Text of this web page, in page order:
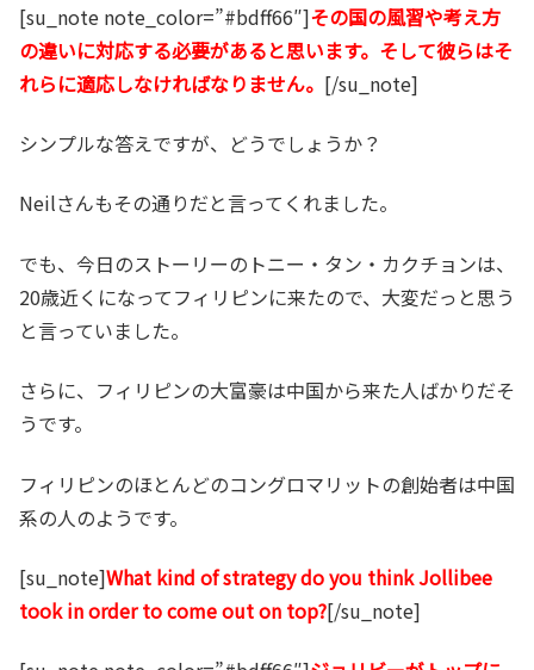
[su_note note_color=”#bdff66″]その国の風習や考え方
の違いに対応する必要があると思います。そして彼らはそ
れらに適応しなければなりません。 [/su_note]
シンプルな答えですが、どうでしょうか？
Neilさんもその通りだと言ってくれました。
でも、今日のストーリーのトニー・タン・カクチョンは、
20歳近くになってフィリピンに来たので、大変だっと思う
と言っていました。
さらに、フィリピンの大富豪は中国から来た人ばかりだそ
うです。
フィリピンのほとんどのコングロマリットの創始者は中国
系の人のようです。
[su_note]What kind of strategy do you think Jollibee
took in order to come out on top?[/su_note]